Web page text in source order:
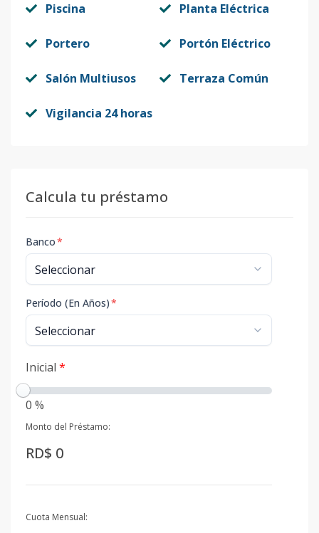
Piscina Planta Eléctrica
Portero Portón Eléctrico
Salón Multiusos Terraza Común
Vigilancia 24 horas
Calcula tu préstamo
Banco*
Período (En Años)*
Inicial *
0 %
Monto del Préstamo:
RD$ 0
Cuota Mensual: